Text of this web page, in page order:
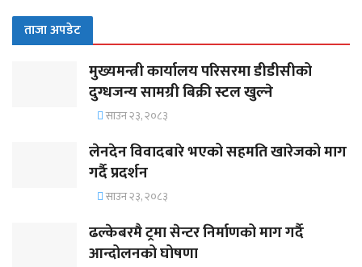
ताजा अपडेट
मुख्यमन्त्री कार्यालय परिसरमा डीडीसीको
दुग्धजन्य सामग्री बिक्री स्टल खुल्ने
साउन २३, २०८३
लेनदेन विवादबारे भएको सहमति खारेजको माग
गर्दै प्रदर्शन
साउन २३, २०८३
ढल्केबरमै ट्रमा सेन्टर निर्माणको माग गर्दै
आन्दोलनको घोषणा